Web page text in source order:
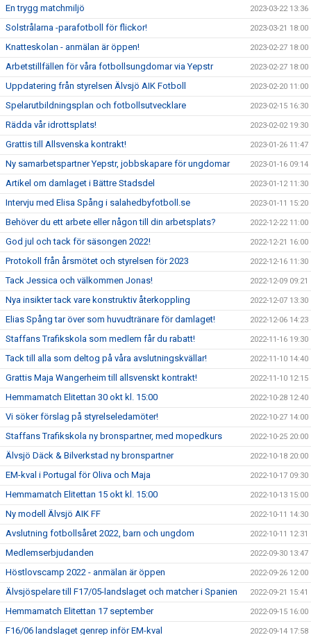
En trygg matchmiljö 2023-03-22 13:36
Solstrålarna -parafotboll för flickor! 2023-03-21 18:00
Knatteskolan - anmälan är öppen! 2023-02-27 18:00
Arbetstillfällen för våra fotbollsungdomar via Yepstr 2023-02-27 18:00
Uppdatering från styrelsen Älvsjö AIK Fotboll 2023-02-20 11:00
Spelarutbildningsplan och fotbollsutvecklare 2023-02-15 16:30
Rädda vår idrottsplats! 2023-02-02 19:30
Grattis till Allsvenska kontrakt! 2023-01-26 11:47
Ny samarbetspartner Yepstr, jobbskapare för ungdomar 2023-01-16 09:14
Artikel om damlaget i Bättre Stadsdel 2023-01-12 11:30
Intervju med Elisa Spång i salahedbyfotboll.se 2023-01-11 15:20
Behöver du ett arbete eller någon till din arbetsplats? 2022-12-22 11:00
God jul och tack för säsongen 2022! 2022-12-21 16:00
Protokoll från årsmötet och styrelsen för 2023 2022-12-16 11:30
Tack Jessica och välkommen Jonas! 2022-12-09 09:21
Nya insikter tack vare konstruktiv återkoppling 2022-12-07 13:30
Elias Spång tar över som huvudtränare för damlaget! 2022-12-06 14:23
Staffans Trafikskola som medlem får du rabatt! 2022-11-16 19:30
Tack till alla som deltog på våra avslutningskvällar! 2022-11-10 14:40
Grattis Maja Wangerheim till allsvenskt kontrakt! 2022-11-10 12:15
Hemmamatch Elitettan 30 okt kl. 15:00 2022-10-28 12:40
Vi söker förslag på styrelseledamöter! 2022-10-27 14:00
Staffans Trafikskola ny bronspartner, med mopedkurs 2022-10-25 20:00
Älvsjö Däck & Bilverkstad ny bronspartner 2022-10-18 20:00
EM-kval i Portugal för Oliva och Maja 2022-10-17 09:30
Hemmamatch Elitettan 15 okt kl. 15:00 2022-10-13 15:00
Ny modell Älvsjö AIK FF 2022-10-11 14:30
Avslutning fotbollsåret 2022, barn och ungdom 2022-10-11 12:31
Medlemserbjudanden 2022-09-30 13:47
Höstlovscamp 2022 - anmälan är öppen 2022-09-26 12:00
Älvsjöspelare till F17/05-landslaget och matcher i Spanien 2022-09-21 15:41
Hemmamatch Elitettan 17 september 2022-09-15 16:00
F16/06 landslaget genrep inför EM-kval 2022-09-14 17:58